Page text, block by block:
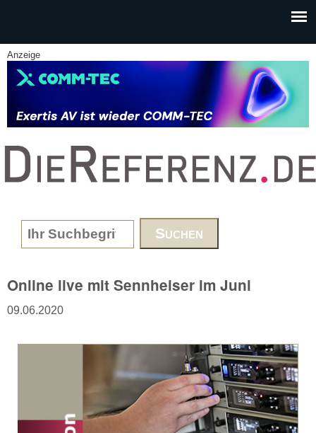
Anzeige
www.DieReferenz.de
Search form
Online live mit Sennheiser im Juni
09.06.2020